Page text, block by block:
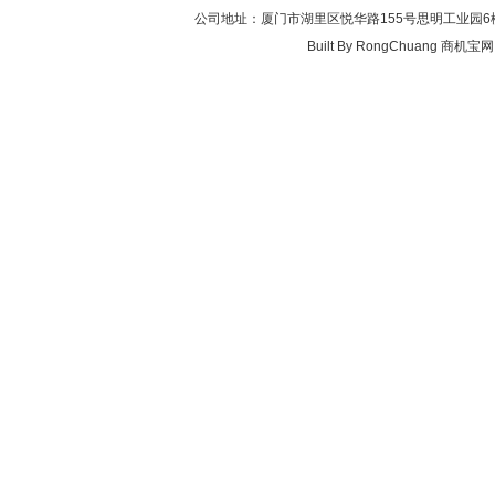
公司地址：厦门市湖里区悦华路155号思明工业园
Built By RongChuang 商机宝网